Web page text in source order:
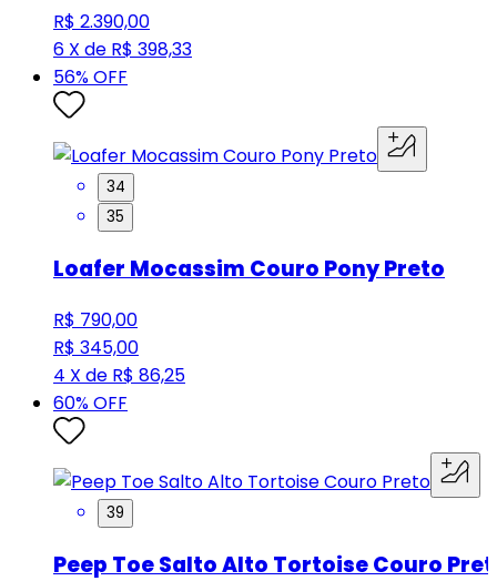
R$ 2.390,00
6 X de R$ 398,33
56% OFF
34
35
Loafer Mocassim Couro Pony Preto
R$ 790,00
R$ 345,00
4 X de R$ 86,25
60% OFF
39
Peep Toe Salto Alto Tortoise Couro